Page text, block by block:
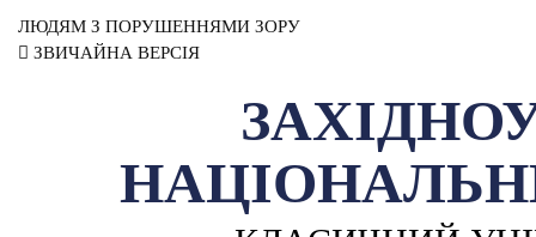
ЛЮДЯМ З ПОРУШЕННЯМИ ЗОРУ
ЗВИЧАЙНА ВЕРСІЯ
НАУКОВА ДІЯЛЬНІСТЬ